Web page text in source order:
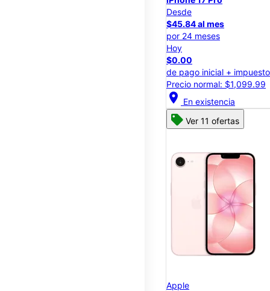
Desde
$45.84 al mes
por 24 meses
Hoy
$0.00
de pago inicial +
Precio normal: $1,099.99
location_on En existencia
Ver 11 ofertas
Apple